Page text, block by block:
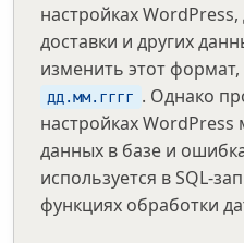
настройках
доставки и других
изменить этот
дд.мм.гггг . Однако
настройках
данных в базе и
используется в SQL-
функциях обработки